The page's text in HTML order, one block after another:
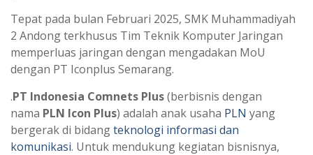
Tepat pada bulan Februari 2025, SMK Muhammadiyah
2 Andong terkhusus Tim Teknik Komputer Jaringan
memperluas jaringan dengan mengadakan MoU
dengan PT Iconplus Semarang.
.PT Indonesia Comnets Plus(berbisnis dengan
nama PLN Icon Plus) adalah anak usaha PLN yang
bergerak di bidangteknologi informasi dan
komunikasi. Untuk mendukung kegiatan bisnisnya,